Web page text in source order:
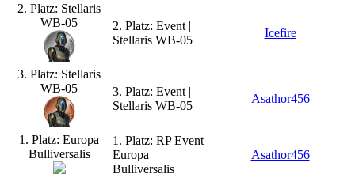
2. Platz: Stellaris
WB-05
2. Platz: Event |
Stellaris WB-05
Icefire
3. Platz: Stellaris
WB-05
3. Platz: Event |
Stellaris WB-05
Asathor456
1. Platz: Europa
Bulliversalis
1. Platz: RP Event
Europa
Bulliversalis
Asathor456